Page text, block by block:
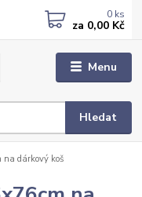
Menu
Hledat
0 ks
za 0,00 Kč
dárkový koš